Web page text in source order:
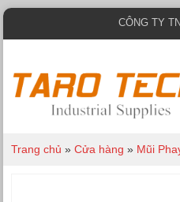
CÔNG TY TNHH
Trang chủ »Cửa hàng » Mũi